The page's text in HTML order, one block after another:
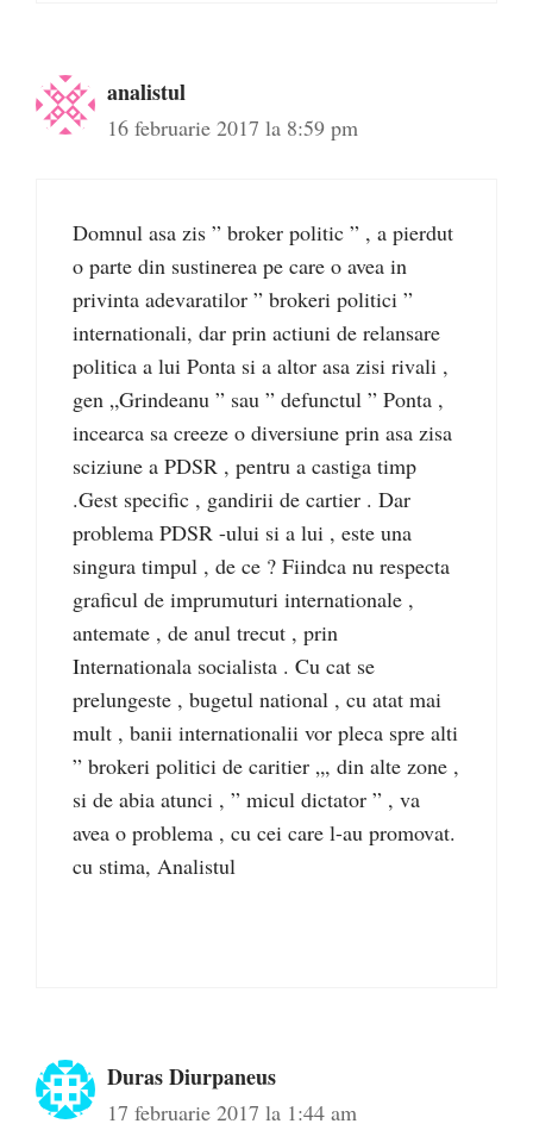
analistul
16 februarie 2017 la 8:59 pm
Domnul asa zis ” broker politic ” , a pierdut
o parte din sustinerea pe care o avea in
privinta adevaratilor ” brokeri politici ”
internationali, dar prin actiuni de relansare
politica a lui Ponta si a altor asa zisi rivali ,
gen „Grindeanu ” sau ” defunctul ” Ponta ,
incearca sa creeze o diversiune prin asa zisa
sciziune a PDSR , pentru a castiga timp
.Gest specific , gandirii de cartier . Dar
problema PDSR -ului si a lui , este una
singura timpul , de ce ? Fiindca nu respecta
graficul de imprumuturi internationale ,
antemate , de anul trecut , prin
Internationala socialista . Cu cat se
prelungeste , bugetul national , cu atat mai
mult , banii internationalii vor pleca spre alti
” brokeri politici de caritier „, din alte zone ,
si de abia atunci , ” micul dictator ” , va
avea o problema , cu cei care l-au promovat.
cu stima, Analistul
Duras Diurpaneus
17 februarie 2017 la 1:44 am